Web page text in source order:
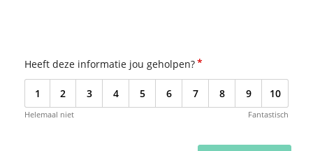
Heeft deze informatie jou geholpen?*
1 2 3 4 5 6 7 8 9 10
Helemaal niet Fantastisch